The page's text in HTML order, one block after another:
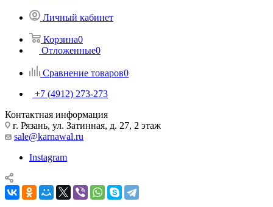
Личный кабинет
Корзина0
Отложенные0
Сравнение товаров0
+7 (4912) 273-273
Контактная информация
г. Рязань, ул. Затинная, д. 27, 2 этаж
sale@karnawal.ru
Instagram